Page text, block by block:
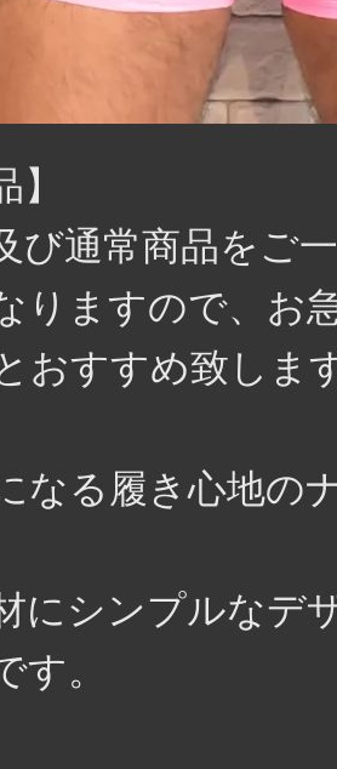
】
び通常商品をご
りますので、お
おすすめ致しま
なる履き心地の
にシンプルなデ
す。